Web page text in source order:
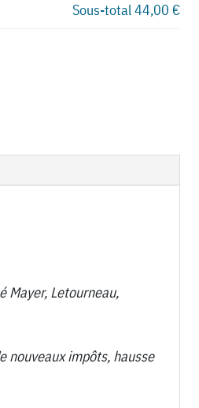
Sous-total44,00 €
Mayer, Letourneau,
nouveaux impôts, hausse